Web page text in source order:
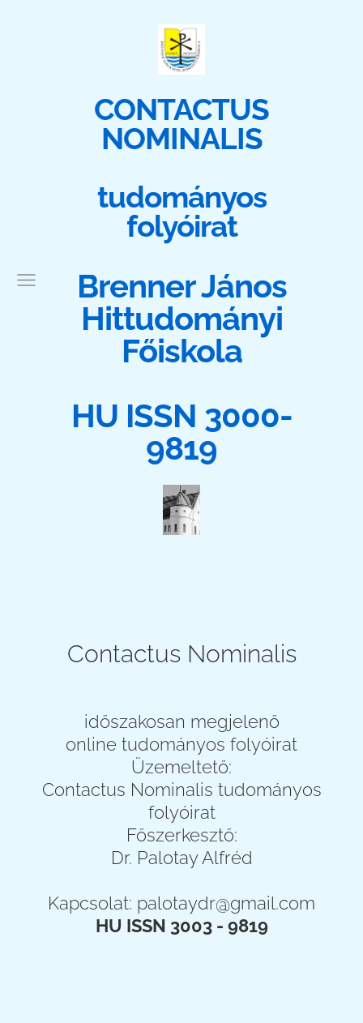
CONTACTUS
NOMINALIS
tudományos
folyóirat
Brenner János
Hittudományi
Főiskola
HU ISSN 3000-
9819
Contactus Nominalis
időszakosan megjelenő
online tudományos folyóirat
Üzemeltető:
Contactus Nominalis tudományos
folyóirat
Főszerkesztő:
Dr. Palotay Alfréd
Kapcsolat: palotaydr@gmail.com
HU ISSN 3003 - 9819